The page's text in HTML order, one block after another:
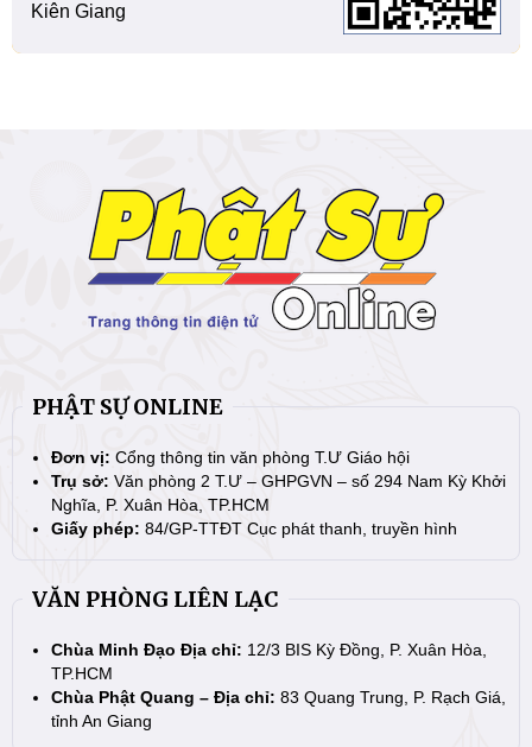
Kiên Giang
PHẬT SỰ ONLINE
Đơn vị: Cổng thông tin văn phòng T.Ư Giáo hội
Trụ sở: Văn phòng 2 T.Ư – GHPGVN – số 294 Nam Kỳ Khởi
Nghĩa, P. Xuân Hòa, TP.HCM
Giấy phép: 84/GP-TTĐT Cục phát thanh, truyền hình
VĂN PHÒNG LIÊN LẠC
Chùa Minh Đạo Địa chỉ: 12/3 BIS Kỳ Đồng, P. Xuân Hòa,
TP.HCM
Chùa Phật Quang – Địa chỉ: 83 Quang Trung, P. Rạch Giá,
tỉnh An Giang